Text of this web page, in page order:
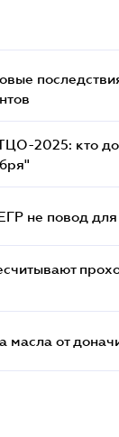
2025: кто
не повод для
масла от